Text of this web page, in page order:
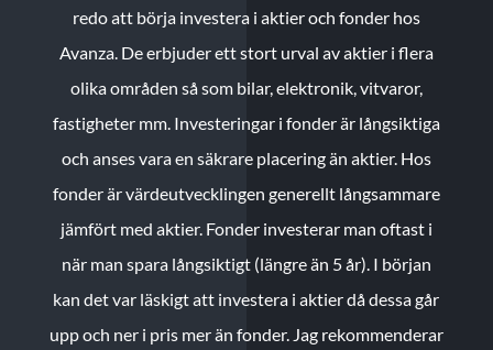
redo att börja investera i aktier och fonder hos
Avanza. De erbjuder ett stort urval av aktier i flera
olika områden så som bilar, elektronik, vitvaror,
fastigheter mm. Investeringar i fonder är långsiktiga
och anses vara en säkrare placering än aktier. Hos
fonder är värdeutvecklingen generellt långsammare
jämfört med aktier. Fonder investerar man oftast i
när man spara långsiktigt (längre än 5 år). I början
kan det var läskigt att investera i aktier då dessa går
upp och ner i pris mer än fonder. Jag rekommenderar